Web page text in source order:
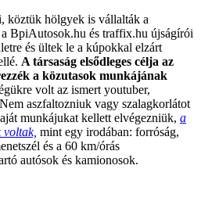
köztük hölgyek is vállalták a
BpiAutosok.hu és traffix.hu újságírói
és ültek le a kúpokkal elzárt
A társaság elsődleges célja az
a közutasok munkájának
volt az ismert youtuber,
aszfaltozniuk vagy szalagkorlátot
munkájukat kellett elvégezniük, a
voltak, mint egy irodában: forróság,
és a 60 km/órás
autósok és kamionosok.